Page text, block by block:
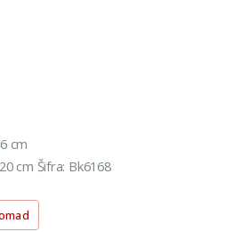
cm
cm Šifra: Bk6168